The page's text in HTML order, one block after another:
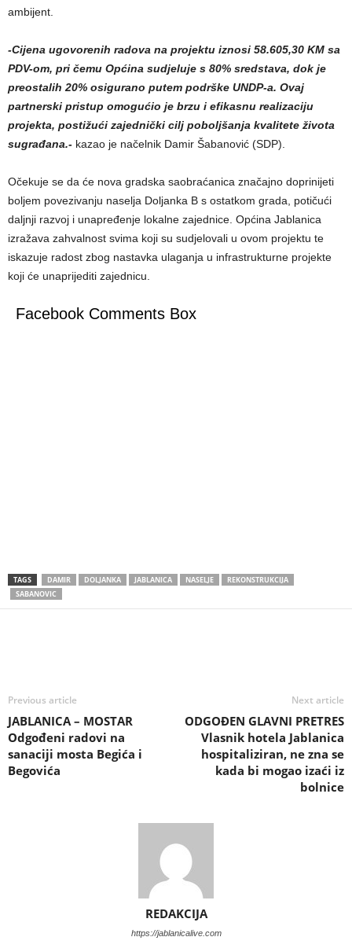
ambijent.
-Cijena ugovorenih radova na projektu iznosi 58.605,30 KM sa
PDV-om, pri čemu Općina sudjeluje s 80% sredstava, dok je
preostalih 20% osigurano putem podrške UNDP-a. Ovaj
partnerski pristup omogućio je brzu i efikasnu realizaciju
projekta, postižući zajednički cilj poboljšanja kvalitete života
sugrađana.- kazao je načelnik Damir Šabanović (SDP).
Očekuje se da će nova gradska saobraćanica značajno doprinijeti
boljem povezivanju naselja Doljanka B s ostatkom grada, potičući
daljnji razvoj i unapređenje lokalne zajednice. Općina Jablanica
izražava zahvalnost svima koji su sudjelovali u ovom projektu te
iskazuje radost zbog nastavka ulaganja u infrastrukturne projekte
koji će unaprijediti zajednicu.
Facebook Comments Box
TAGS DAMIR DOLJANKA JABLANICA NASELJE
REKONSTRUKCIJA
SABANOVIC
Previous article
JABLANICA – MOSTAR
Odgođeni radovi na
sanaciji mosta Begića i
Begovića
Next article
ODGOĐEN GLAVNI PRETRES
Vlasnik hotela Jablanica
hospitaliziran, ne zna se
kada bi mogao izaći iz
bolnice
REDAKCIJA
https://jablanicalive.com